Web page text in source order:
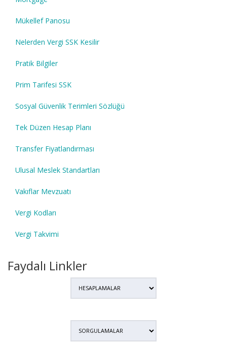
Mükellef Panosu
Nelerden Vergi SSK Kesilir
Pratik Bilgiler
Prim Tarifesi SSK
Sosyal Güvenlik Terimleri Sözlüğü
Tek Düzen Hesap Planı
Transfer Fiyatlandırması
Ulusal Meslek Standartları
Vakıflar Mevzuatı
Vergi Kodları
Vergi Takvimi
Faydalı Linkler